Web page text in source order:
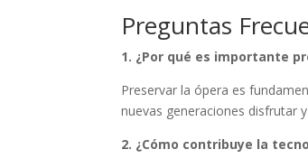
Preguntas
1. ¿Por qué es importante
Preservar la ópera es
nuevas generaciones disfrutar
2. ¿Cómo contribuye la